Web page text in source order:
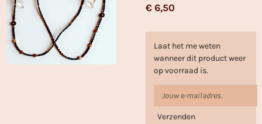
€ 6,50
Laat het me weten
wanneer dit product weer
op voorraad is.
Verzenden